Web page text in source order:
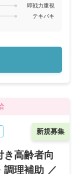
即戦力重視
テキパキ
新規募集
き高齢者向
調理補助 ／